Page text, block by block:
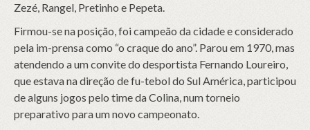
Zezé, Rangel, Pretinho e Pepeta.
Firmou-se na posição, foi campeão da cidade e considerado
pela im-prensa como “o craque do ano”. Parou em 1970, mas
atendendo a um convite do desportista Fernando Loureiro,
que estava na direção de fu-tebol do Sul América, participou
de alguns jogos pelo time da Colina, num torneio
preparativo para um novo campeonato.